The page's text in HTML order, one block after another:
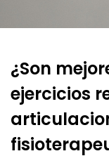
¿Son
ejercicios